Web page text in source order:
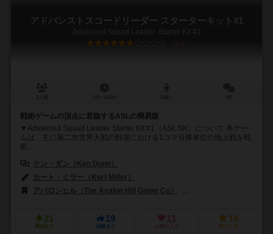
アドバンストスコードリーダー スターターキット#1
Advanced Squad Leader: Starter Kit #1
6.3
戦術ゲームの頂点に君臨するASLの簡易版
▼Advanced Squad Leader Starter Kit #1（ASL SK）について 本ゲー
ムは、主に第二次世界大戦の戦場における1コマ分隊単位の地上戦を戦
術...
ケン・ダン（Ken Dunn）
カート・ミラー（Kurt Miller）
アバロンヒル（The Avalon Hill Game Co）
21
興味あり
19
経験あり
11
お気に入り
19
持ってる